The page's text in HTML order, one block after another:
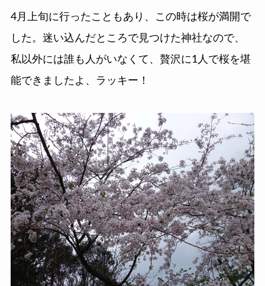
4月上旬に行ったこともあり、この時は桜が満開で
した。迷い込んだところで見つけた神社なので、
私以外には誰も人がいなくて、贅沢に1人で桜を堪
能できましたよ、ラッキー！